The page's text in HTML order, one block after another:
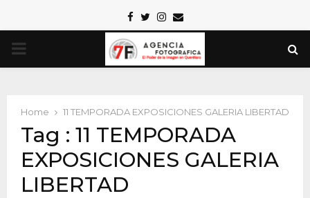
Facebook
TwitterInstagram
Email
PRIMARY
Home 11 TEMPORADA EXPOSICIONES GALERIA LIBERTAD
Tag : 11 TEMPORADA
EXPOSICIONES GALERIA
LIBERTAD